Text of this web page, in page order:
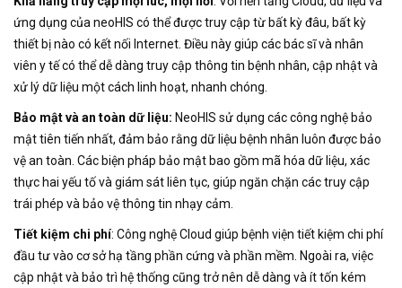
ứng dụng của neoHIS có thể được truy cập từ bất kỳ đâu, bất kỳ
thiết bị nào có kết nối Internet. Điều này giúp các bác sĩ và nhân
viên y tế có thể dễ dàng truy cập thông tin bệnh nhân, cập nhật và
xử lý dữ liệu một cách linh hoạt, nhanh chóng.
Bảo mật và an toàn dữ liệu: NeoHIS sử dụng các công nghệ bảo
mật tiên tiến nhất, đảm bảo rằng dữ liệu bệnh nhân luôn được bảo
vệ an toàn. Các biện pháp bảo mật bao gồm mã hóa dữ liệu, xác
thực hai yếu tố và giám sát liên tục, giúp ngăn chặn các truy cập
trái phép và bảo vệ thông tin nhạy cảm.
Tiết kiệm chi phí: Công nghệ Cloud giúp bệnh viện tiết kiệm chi phí
đầu tư vào cơ sở hạ tầng phần cứng và phần mềm. Ngoài ra, việc
cập nhật và bảo trì hệ thống cũng trở nên dễ dàng và ít tốn kém